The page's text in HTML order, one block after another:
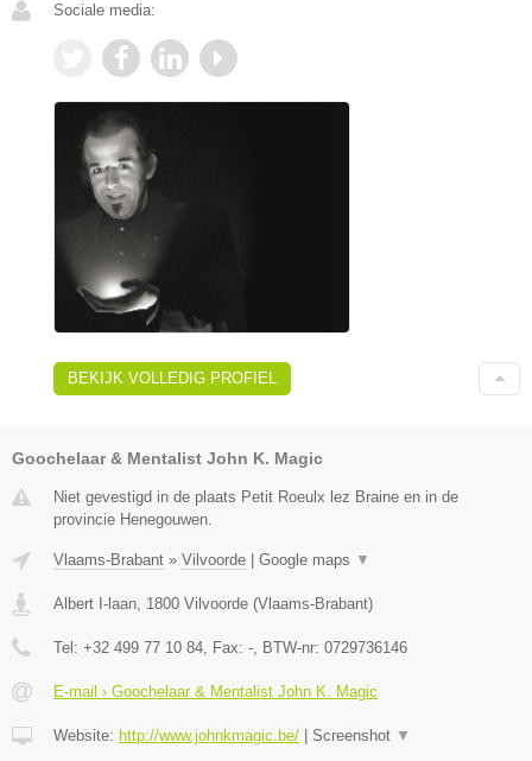
Sociale media:
BEKIJK VOLLEDIG PROFIEL
Goochelaar & Mentalist John K. Magic
Niet gevestigd in de plaats Petit Roeulx lez Braine en in de
provincie Henegouwen.
Vlaams-Brabant » Vilvoorde Google maps ▼
Albert I-laan, 1800 Vilvoorde (Vlaams-Brabant)
Tel: +32 499 77 10 84, Fax: -, BTW-nr: 0729736146
E-mail › Goochelaar & Mentalist John K. Magic
Website: http://www.johnkmagic.be/ Screenshot ▼